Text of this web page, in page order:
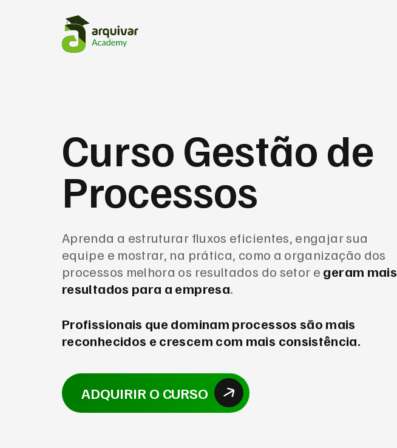
Curso Gestão de
Processos
Aprenda a estruturar fluxos eficientes, engajar sua
equipe e mostrar, na prática, como a organização dos
processos melhora os resultados do setor e geram mais
resultados para a empresa.
Profissionais que dominam processos são mais
reconhecidos e crescem com mais consistência.
ADQUIRIR O CURSO